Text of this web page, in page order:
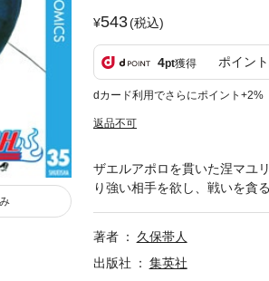
543(税込)
4pt獲得 ポイン
dカード利用でさらにポイント+2%
返品不可
ザエルアポロを貫いた涅マユ
り強い相手を欲し、戦いを貪
著者
久保帯人
出版社
集英社